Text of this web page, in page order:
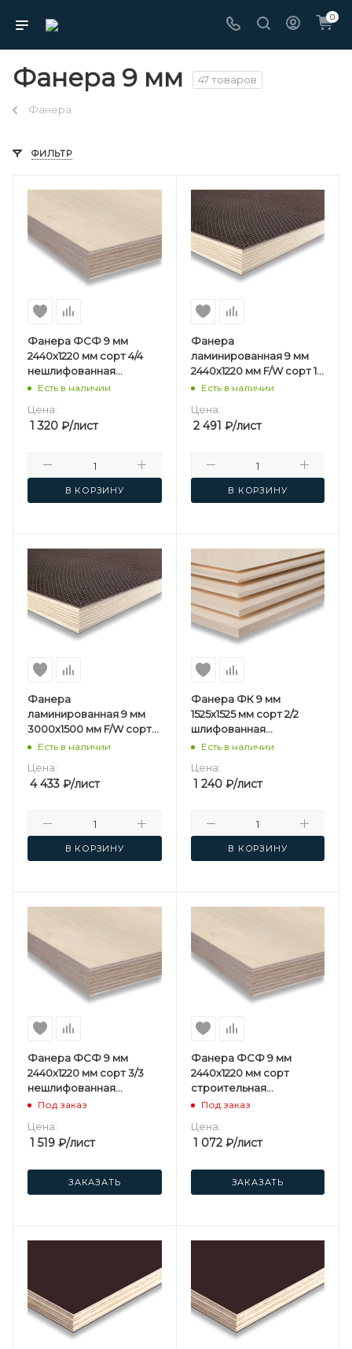
0
Фанера 9 мм 47 товаров
Фанера
ФИЛЬТР
Фанера ФСФ 9 мм
2440х1220 мм сорт 4/4
нешлифованная
березовая
Есть в наличии
Цена:
1 320 ₽/лист
В КОРЗИНУ
Фанера
ламинированная 9 мм
2440х1220 мм F/W сорт 1/1
березовая
Есть в наличии
Цена:
2 491 ₽/лист
В КОРЗИНУ
Фанера
ламинированная 9 мм
3000х1500 мм F/W сорт
1/1 березовая
Есть в наличии
Цена:
4 433 ₽/лист
В КОРЗИНУ
Фанера ФК 9 мм
1525х1525 мм сорт 2/2
шлифованная
березовая
Есть в наличии
Цена:
1 240₽/лист
В КОРЗИНУ
Фанера ФСФ 9 мм
2440х1220 мм сорт 3/3
нешлифованная
хвойная
Под заказ
Цена:
1 519 ₽/лист
ЗАКАЗАТЬ
Фанера ФСФ 9 мм
2440х1220 мм сорт
строительная
нешлифованная
Под заказ
Цена:
1 072₽/лист
ЗАКАЗАТЬ